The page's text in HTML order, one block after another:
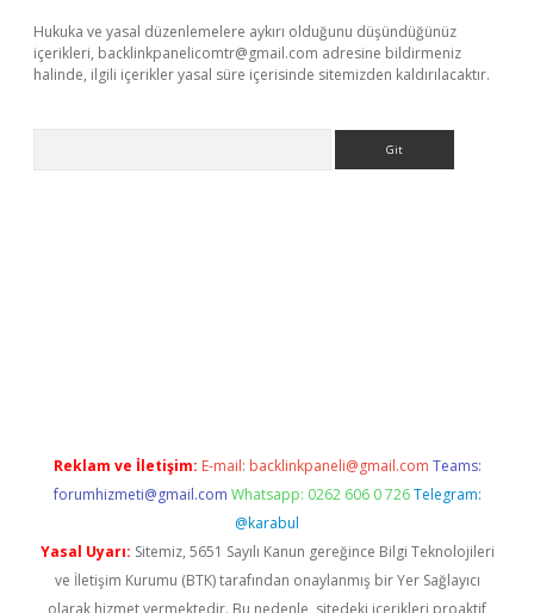
Hukuka ve yasal düzenlemelere aykırı olduğunu düşündüğünüz
içerikleri, backlinkpanelicomtr@gmail.com adresine bildirmeniz
halinde, ilgili içerikler yasal süre içerisinde sitemizden kaldırılacaktır.
Reklam ve İletişim: E-mail: backlinkpaneli@gmail.com Teams:
forumhizmeti@gmail.com Whatsapp: 0262 606 0 726 Telegram:
@karabul
Yasal Uyarı: Sitemiz, 5651 Sayılı Kanun gereğince Bilgi Teknolojileri
ve İletişim Kurumu (BTK) tarafından onaylanmış bir Yer Sağlayıcı
olarak hizmet vermektedir. Bu nedenle, sitedeki içerikleri proaktif